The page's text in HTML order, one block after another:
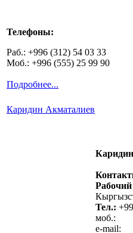
Телефоны:
Раб.: +996 (312) 54 03 33
Моб.: +996 (555) 25 99 90
Подробнее...
Каридин Акматалиев
Рабочий
Тел.:
моб.:
e-mail: